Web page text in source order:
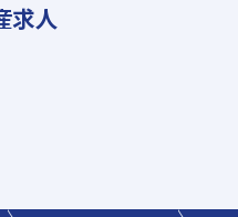
求人